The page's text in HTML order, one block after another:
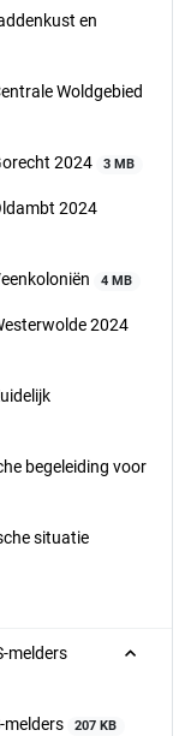
en
Woldgebied
2024 3 MB
2024
4 MB
2024
begeleiding voor
situatie
melders
melders
207 KB